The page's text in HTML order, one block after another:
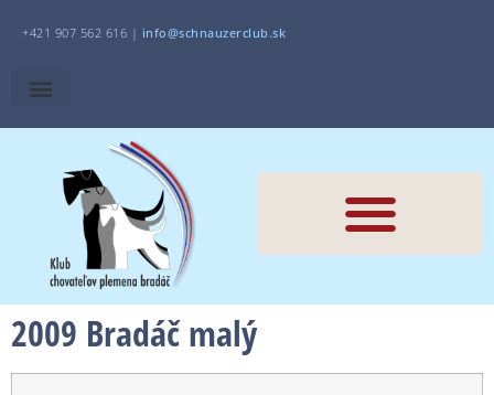
+421 907 562 616 | info@schnauzerclub.sk
2009 Bradáč malý